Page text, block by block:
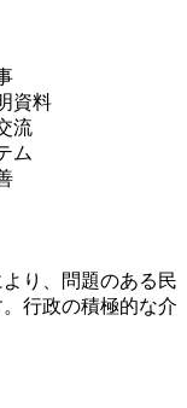
資料
流
ム
り、問題のある民
行政の積極的な介